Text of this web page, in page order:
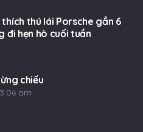
thích thú lái Porsche gần 6
đi hẹn hò cuối tuần
chiếu
am